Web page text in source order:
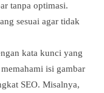
tanpa optimasi.
sesuai agar tidak
kata kunci yang
isi gambar
SEO. Misalnya,